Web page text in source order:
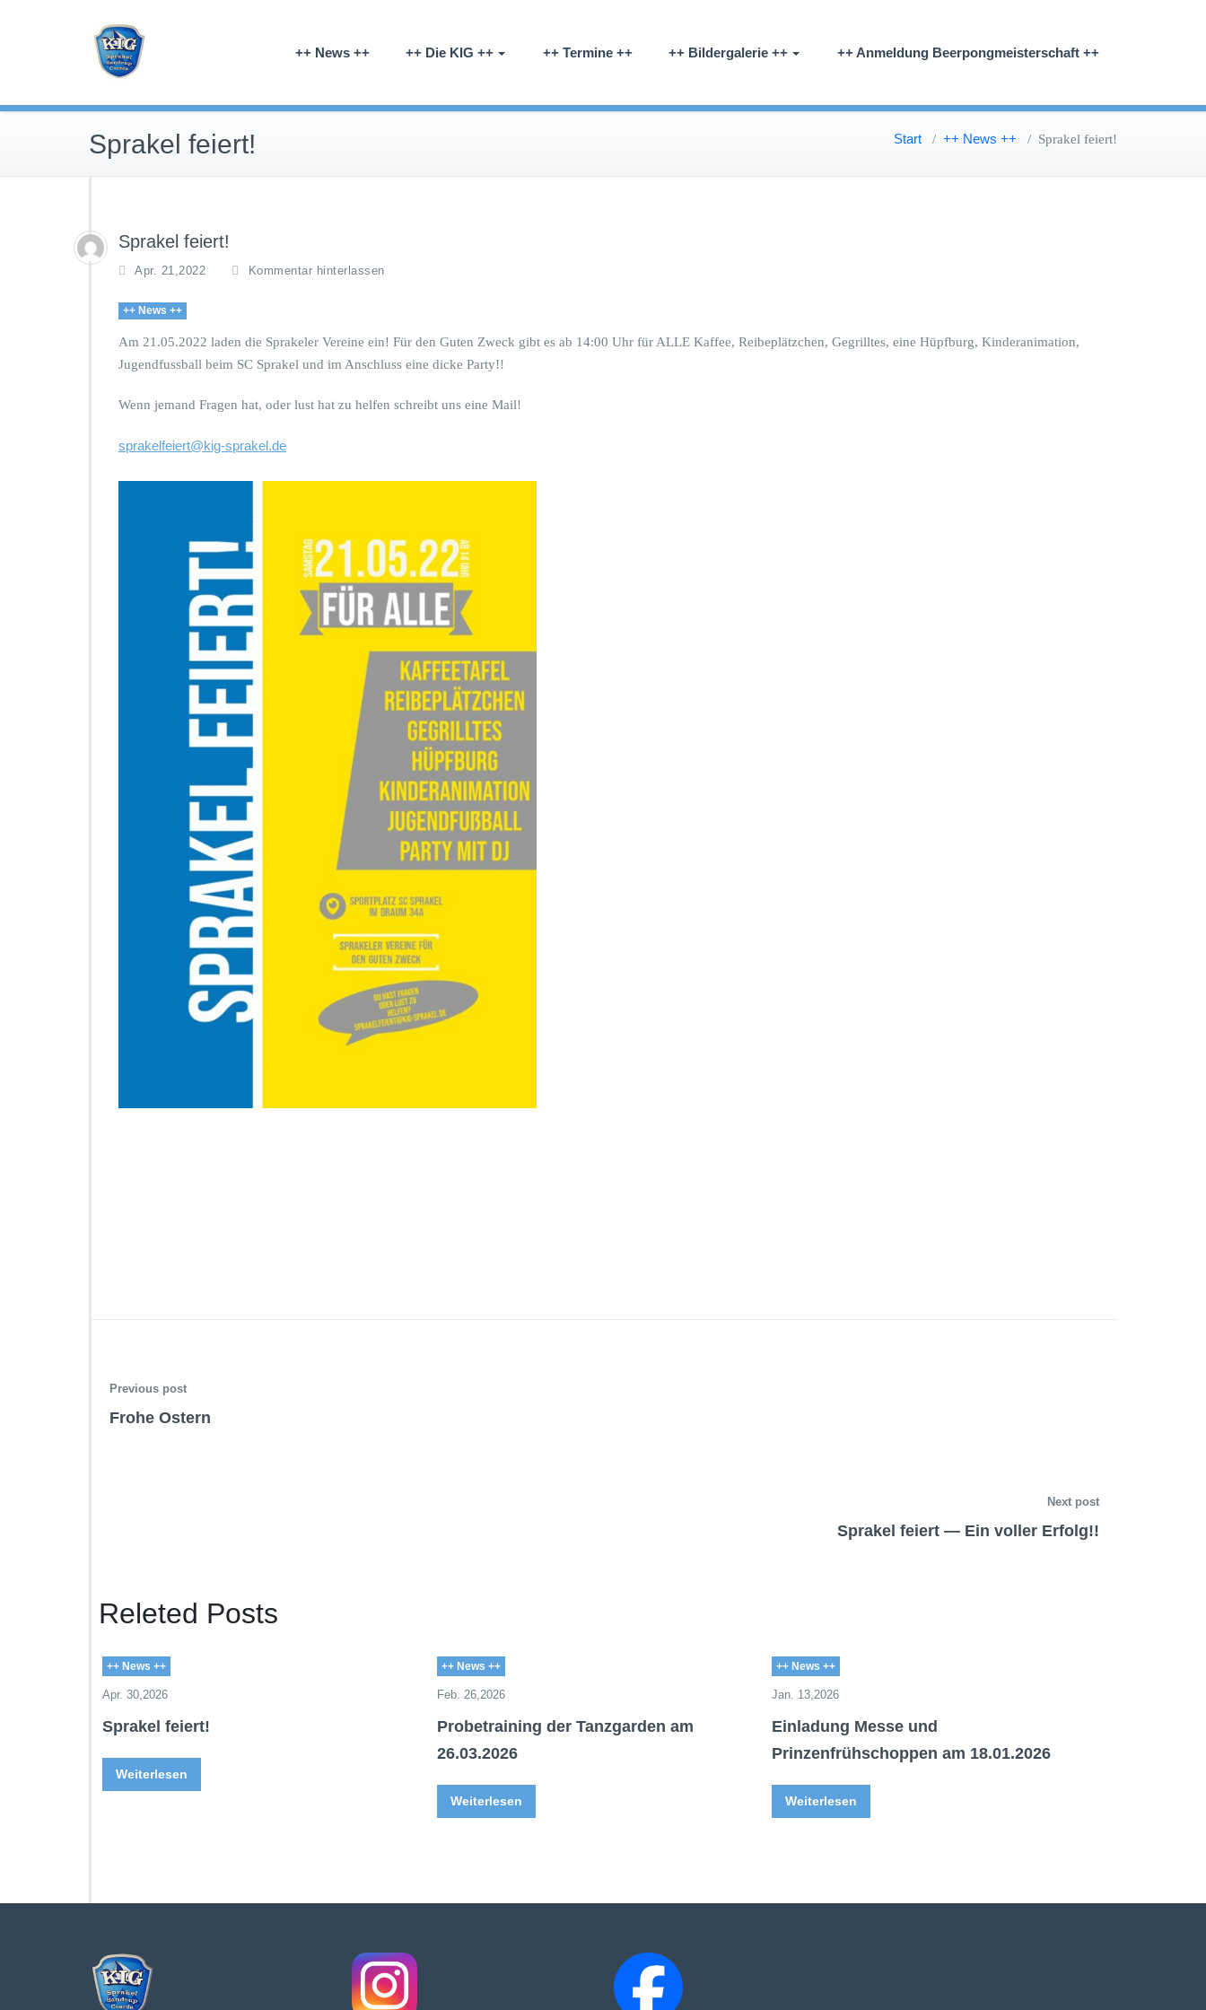
++ News ++ ++ Die KIG ++ ++ Termine ++ ++ Bildergalerie ++ ++ Anmeldung Beerpongmeisterschaft ++
Sprakel feiert! Start / ++ News ++ / Sprakel feiert!
Sprakel feiert!
Apr. 21,2022 Kommentar hinterlassen
++ News ++
Am 21.05.2022 laden die Sprakeler Vereine ein! Für den Guten Zweck gibt es ab 14:00 Uhr für ALLE Kaffee, Reibeplätzchen, Gegrilltes, eine Hüpfburg, Kinderanimation,
Jugendfussball beim SC Sprakel und im Anschluss eine dicke Party!!
Wenn jemand Fragen hat, oder lust hat zu helfen schreibt uns eine Mail!
sprakelfeiert@kig-sprakel.de
Previous post
Frohe Ostern
Next post
Sprakel feiert — Ein voller Erfolg!!
Releted Posts
++ News ++
Apr. 30,2026
Sprakel feiert!
Weiterlesen
++ News ++
Feb. 26,2026
Probetraining der Tanzgarden am
26.03.2026
Weiterlesen
++ News ++
Jan. 13,2026
Einladung Messe und
Prinzenfrühschoppen am 18.01.2026
Weiterlesen